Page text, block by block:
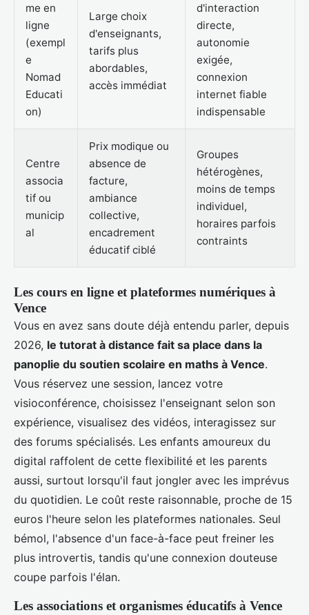
me en
ligne
(exempl
e
Nomad
Educati
on)
Large choix
d'enseignants,
tarifs plus
abordables,
accès immédiat
d'interaction
directe,
autonomie
exigée,
connexion
internet fiable
indispensable
Centre
associa
tif ou
municip
al
Prix modique ou
absence de
facture,
ambiance
collective,
encadrement
éducatif ciblé
Groupes
hétérogènes,
moins de temps
individuel,
horaires parfois
contraints
Les cours en ligne et plateformes numériques à
Vence
Vous en avez sans doute déjà entendu parler, depuis
2026, le tutorat à distance fait sa place dans la
panoplie du soutien scolaire en maths à Vence.
Vous réservez une session, lancez votre
visioconférence, choisissez l'enseignant selon son
expérience, visualisez des vidéos, interagissez sur
des forums spécialisés. Les enfants amoureux du
digital raffolent de cette flexibilité et les parents
aussi, surtout lorsqu'il faut jongler avec les imprévus
du quotidien. Le coût reste raisonnable, proche de 15
euros l'heure selon les plateformes nationales. Seul
bémol, l'absence d'un face-à-face peut freiner les
plus introvertis, tandis qu'une connexion douteuse
coupe parfois l'élan.
Les associations et organismes éducatifs à Vence